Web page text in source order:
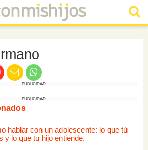
PUBLICIDAD
PUBLICIDAD
hablar con un adolescente: lo que tú
y lo que tu hijo entiende.